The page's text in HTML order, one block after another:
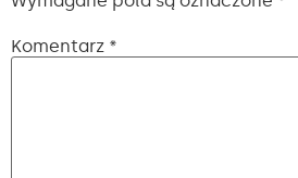
Komentarz *